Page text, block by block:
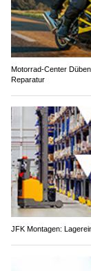
Motorrad-Center
Reparatur
JFK Montagen: